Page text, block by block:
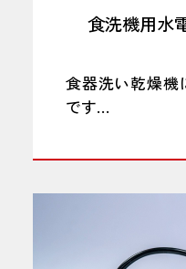
食洗機用水
食器洗い乾燥機
です